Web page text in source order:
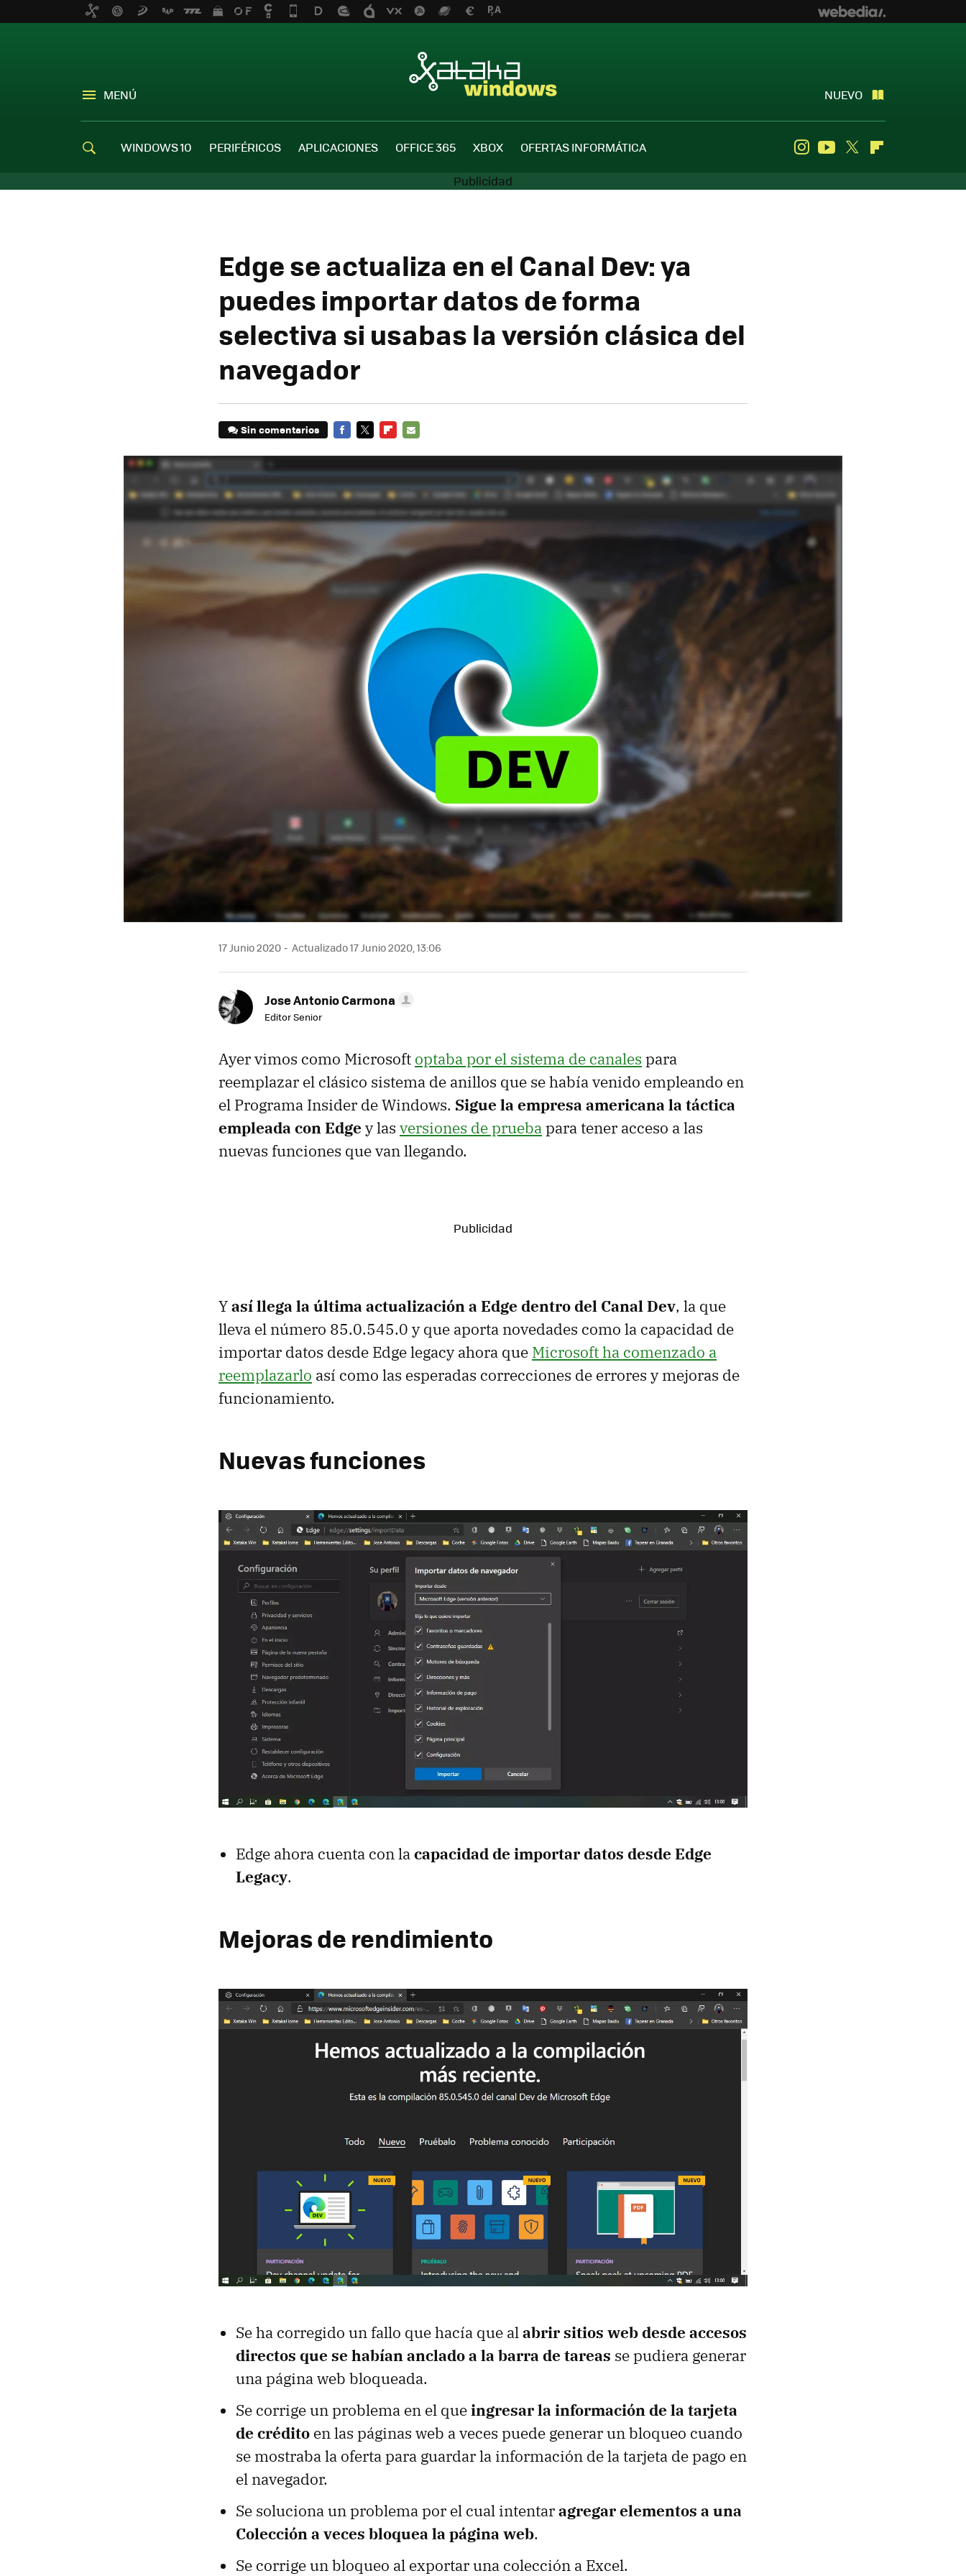
MENÚ NUEVO
WINDOWS 10 PERIFÉRICOS APLICACIONES OFFICE 365 XBOX OFERTAS INFORMÁTICA InstagramYoutube
Twitter
Edge se actualiza en el Canal Dev: ya
puedes importar datos de forma
selectiva si usabas la versión clásica del
navegador
Sin comentarios
17 Junio 2020 Actualizado 17 Junio 2020, 13:06
Jose Antonio Carmona
Editor Senior
Ayer vimos como Microsoft optaba por el sistema de canales para
reemplazar el clásico sistema de anillos que se había venido empleando en
el Programa Insider de Windows. Sigue la empresa americana la táctica
empleada con Edge y las versiones de pruebapara tener acceso a las
nuevas funciones que van llegando.
Yasí llega la última actualización a Edge dentro del Canal Dev, la que
lleva el número 85.0.545.0 y que aporta novedades como la capacidad de
importar datos desde Edge legacy ahora que Microsoft ha comenzado a
reemplazarlo así como las esperadas correcciones de errores y mejoras de
funcionamiento.
Nuevas funciones
Edge ahora cuenta con lacapacidad de importar datos desde Edge
Legacy.
Mejoras de rendimiento
Se ha corregido un fallo que hacía que al abrir sitios web desde accesos
directos que se habían anclado a la barra de tareas se pudiera generar
una página web bloqueada.
Se corrige un problema en el queingresar la información de la tarjeta
de crédito en las páginas web a veces puede generar un bloqueo cuando
se mostraba la oferta para guardar la información de la tarjeta de pago en
el navegador.
Se soluciona un problema por el cual intentaragregar elementos a una
Colección a veces bloquea la página web.
Se corrige un bloqueo al exportar una colección a Excel.